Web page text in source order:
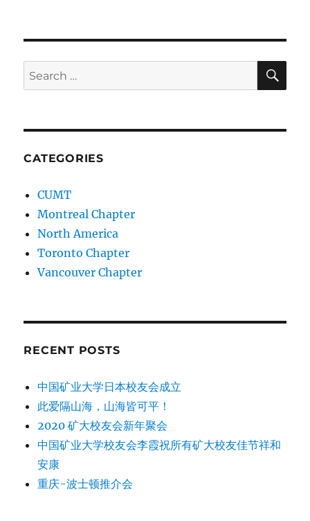
Search
for:
CATEGORIES
CUMT
Montreal Chapter
North America
Toronto Chapter
Vancouver Chapter
RECENT POSTS
中国矿业大学日本校友会成立
此爱隔山海，山海皆可平！
2020 矿大校友会新年聚会
中国矿业大学校友会李霞祝所有矿大校友佳节祥和
安康
重庆-波士顿推介会